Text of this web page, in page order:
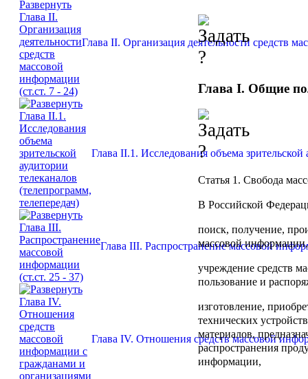
Глава II. Организация деятельности средств
Глава II.1. Исследования объема
Глава III. Распространение массовой
Глава IV. Отношения средств массовой
Глава I. Общие
Статья 1. Свобода
В Российской
поиск, получение,
массовой информации,
учреждение средств
пользование и
изготовление,
технических
материалов,
распространения
информации,